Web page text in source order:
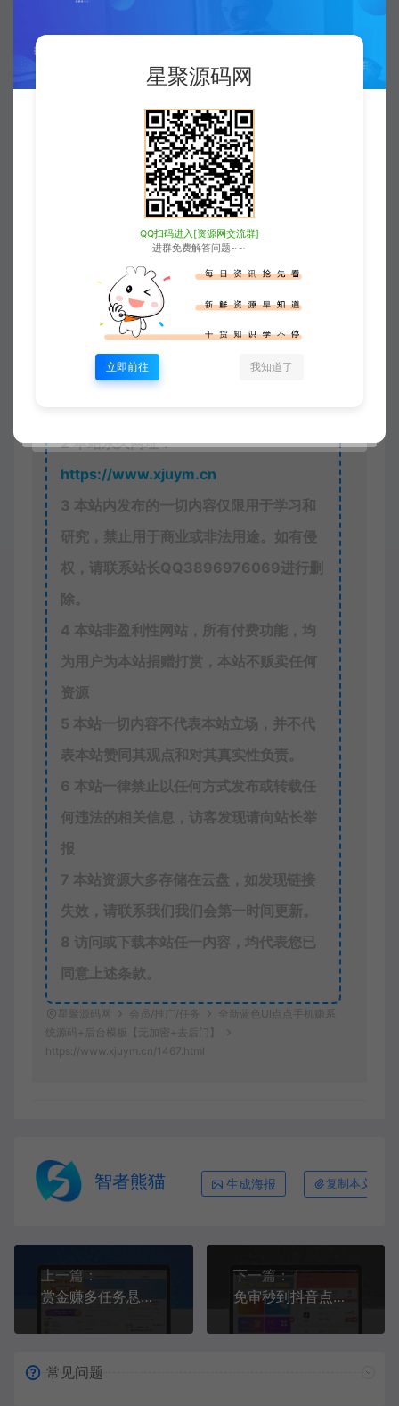
当前内容需要登录后下载
登录购买 升级会员
打赏
2本站永久网址：
https://www.xjuym.cn
3 本站内发布的一切内容仅限用于学习和
研究，禁止用于商业或非法用途。如有侵
权，请联系站长QQ3896976069 进行删
除。
4 本站非盈利性网站，所有付费功能，均
为用户为本站捐赠打赏，本站不贩卖任何
资源
5 本站一切内容不代表本站立场，并不代
表本站赞同其观点和对其真实性负责。
6 本站一律禁止以任何方式发布或转载任
何违法的相关信息，访客发现请向站长举
报
7 本站资源大多存储在云盘，如发现链接
失效，请联系我们我们会第一时间更新。
8 访问或下载本站任一内容，均代表您已
同意上述条款。
星聚源码网 会员/推广/任务
全新蓝色UI点点手机赚系
统源码+后台模板【无加密+去后门】
https://www.xjuym.cn/1467.html
智者熊猫 生成海报 复制本文链接
上一篇：
赏金赚多任务悬赏接单发布系统源码带分销推广
下一篇：
免审秒到抖音点赞机器人源码：运营级全套+自动挂机+抽奖插件一步到位
常见问题
星聚源码网
QQ扫码进入[资源网交流群]
进群免费解答问题~～
立即前往 我知道了